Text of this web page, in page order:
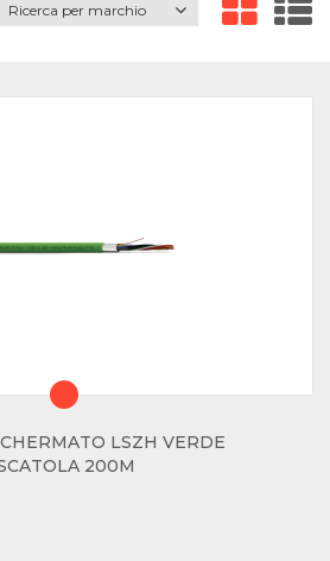
Ricerca per marchio
LSZH VERDE
200M